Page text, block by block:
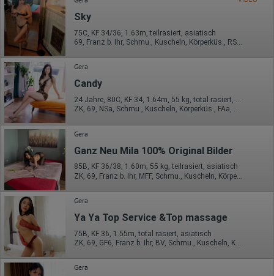
Herkunft (Land und Stadt)
Sprache
Betriebssystem
Gerät (PC, Tablet-PC oder Smartphone)
Browser und alle verwendeten Add-ons
Auflösung des Computers
Besucherquelle (Facebook, Suchmaschine oder
verweisende Webseite)
Welche Dateien wurden heruntergeladen?
Welche Videos angeschaut?
Wurden Werbebanner angeklickt?
Wohin ging der Besucher? Klickte er auf weitere Seiten des
Portals oder hat er sie komplett verlassen?
Wie lange blieb der Besucher?
Ort der Verarbeitung:
Europäische Union & USA
Hotjar
Wir nutzen Hotjar als Webanalysedient. Es wird verwendet, um
Daten über das Benutzerverhalten zu sammeln. Hotjar kann
auch im Rahmen von Umfragen und Feedbackfunktionen, die
auf unserer Website eingebunden sind, von Ihnen bereitgestellte
Informationen verarbeiten.
Herausgeber:
Hotjar Limited, Malta
Sky
75C, KF 34/36, 1.63m, teilrasiert, asiatisch
69, Franz b. Ihr, Schmu., Kuscheln, Körperküs., RS, FE
Gera
Candy
24 Jahre, 80C, KF 34, 1.64m, 55 kg, total rasiert, asiatisch
ZK, 69, NSa, Schmu., Kuscheln, Körperküs., FAa, KBp
Gera
Ganz Neu Mila 100% Original Bilder
85B, KF 36/38, 1.60m, 55 kg, teilrasiert, asiatisch
Gera
Ya Ya Top Service &Top massage
75B, KF 36, 1.55m, total rasiert, asiatisch
ZK, 69, GF6, Franz b. Ihr, BV, Schmu., Kuscheln, Körperküs.
Gera